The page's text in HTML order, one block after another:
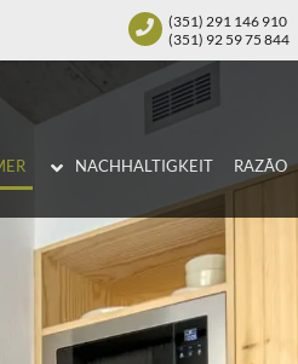
(351) 291 146 910
(351) 92 59 75 844
NACHHALTIGKEIT RAZÃO